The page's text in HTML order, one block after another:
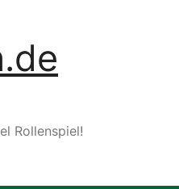
Rollenspiel!